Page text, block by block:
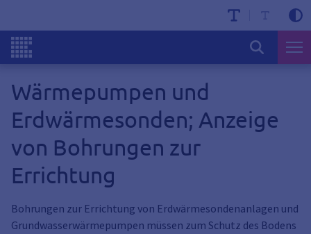
Wärmepumpen und
Erdwärmesonden; Anzeige
von Bohrungen zur
Errichtung
Bohrungen zur Errichtung von Erdwärmesondenanlagen und
Grundwasserwärmepumpen müssen zum Schutz des Bodens